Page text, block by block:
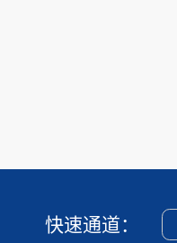
快速通道：